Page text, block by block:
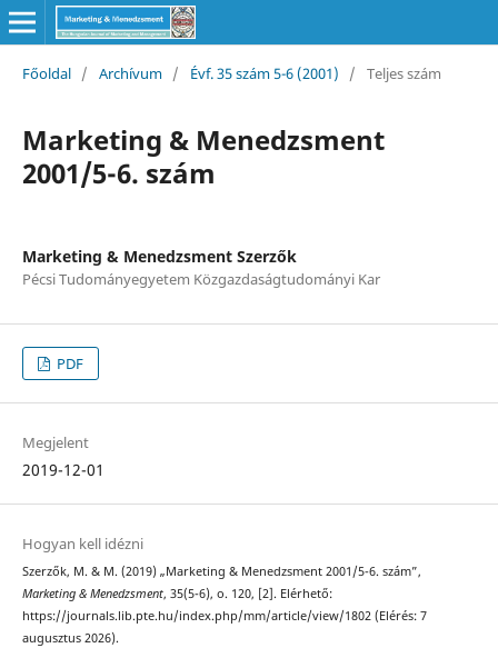
Főoldal / Archívum / Évf. 35 szám 5-6 (2001) / Teljes szám
Marketing & Menedzsment
2001/5-6. szám
Marketing & Menedzsment Szerzők
Pécsi Tudományegyetem Közgazdaságtudományi Kar
PDF
Megjelent
2019-12-01
Hogyan kell idézni
Szerzők, M. & M. (2019) „Marketing & Menedzsment 2001/5-6. szám”,
Marketing & Menedzsment, 35(5-6), o. 120, [2]. Elérhető:
https://journals.lib.pte.hu/index.php/mm/article/view/1802 (Elérés: 7
augusztus 2026).